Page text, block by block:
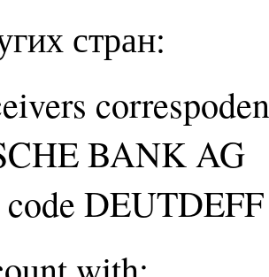
стран:
BANK AG
DEUTDEFF